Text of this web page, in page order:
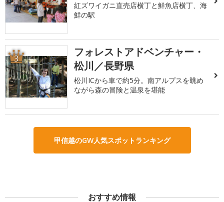
紅ズワイガニ直売店横丁と鮮魚店横丁、海
鮮の駅
3
フォレストアドベンチャー・
松川／長野県
松川ICから車で約5分。南アルプスを眺め
ながら森の冒険と温泉を堪能
甲信越のGW人気スポットランキング
おすすめ情報